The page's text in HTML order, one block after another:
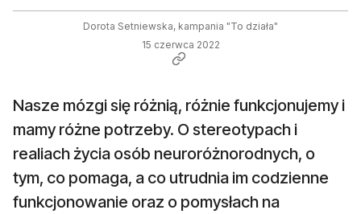
Dorota Setniewska, kampania "To działa"
15 czerwca 2022
Nasze mózgi się różnią, różnie funkcjonujemy i
mamy różne potrzeby. O stereotypach i
realiach życia osób neuroróżnorodnych, o
tym, co pomaga, a co utrudnia im codzienne
funkcjonowanie oraz o pomysłach na